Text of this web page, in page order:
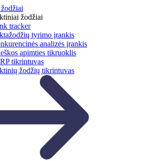
žodžiai
tracker
tyrimo įrankis
analizės įrankis
apimties tikruoklis
tikrintuvas
žodžių tikrintuvas